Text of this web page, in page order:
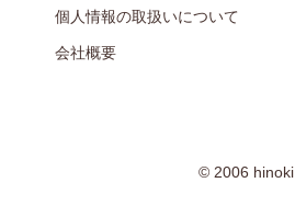
個人情報の取扱いについて
会社概要
© 2006 hinoki